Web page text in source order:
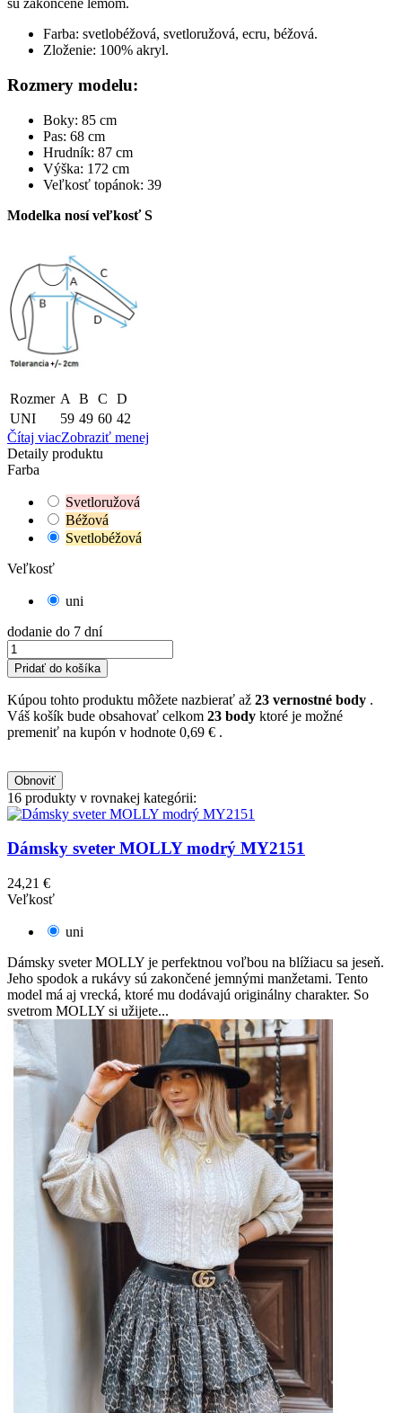
sú zakončené lemom.
Farba: svetlobéžová, svetloružová, ecru, béžová.
Zloženie: 100% akryl.
Rozmery modelu:
Boky: 85 cm
Pas: 68 cm
Hrudník: 87 cm
Výška: 172 cm
Veľkosť topánok: 39
Modelka nosí veľkosť S
Rozmer A B C
D
UNI
59 49 60 42
Čítaj viacZobraziť menej
Detaily produktu
Farba
Svetloružová
Béžová
Svetlobéžová
Veľkosť
uni
dodanie do 7 dní
Pridať do košíka
Kúpou tohto produktu môžete nazbierať až 23 vernostné body .
Váš košík bude obsahovať celkom 23 body ktoré je možné
premeniť na kupón v hodnote 0,69 € .
16 produkty v rovnakej kategórii:
Dámsky sveter MOLLY modrý MY2151
24,21 €
Veľkosť
uni
Dámsky sveter MOLLY je perfektnou voľbou na blížiacu sa jeseň.
Jeho spodok a rukávy sú zakončené jemnými manžetami. Tento
model má aj vrecká, ktoré mu dodávajú originálny charakter. So
svetrom MOLLY si užijete...